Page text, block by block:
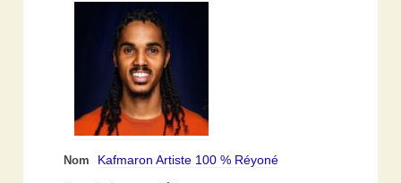
Nom Kafmaron Artiste 100 % Réyoné